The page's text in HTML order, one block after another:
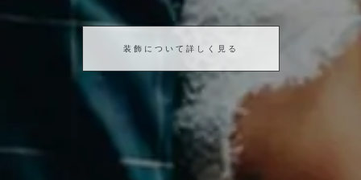
装飾について詳しく見る